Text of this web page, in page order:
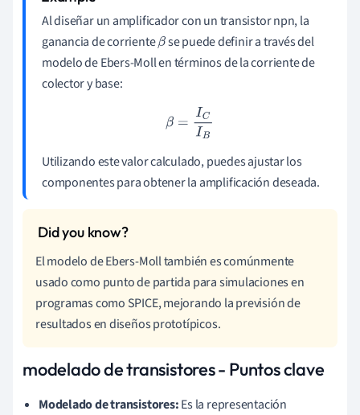
Al diseñar un amplificador con un transistor npn, la
ganancia de corrienteβse puede definir a través del
modelo de Ebers-Moll en términos de la corriente de
colector y base:
β=I CIB
Utilizando este valor calculado, puedes ajustar los
componentes para obtener la amplificación deseada.
El modelo de Ebers-Moll también es comúnmente
usado como punto de partida para simulaciones en
programas como SPICE, mejorando la previsión de
resultados en diseños prototípicos.
modelado de transistores - Puntos clave
Modelado de transistores:Es la representación